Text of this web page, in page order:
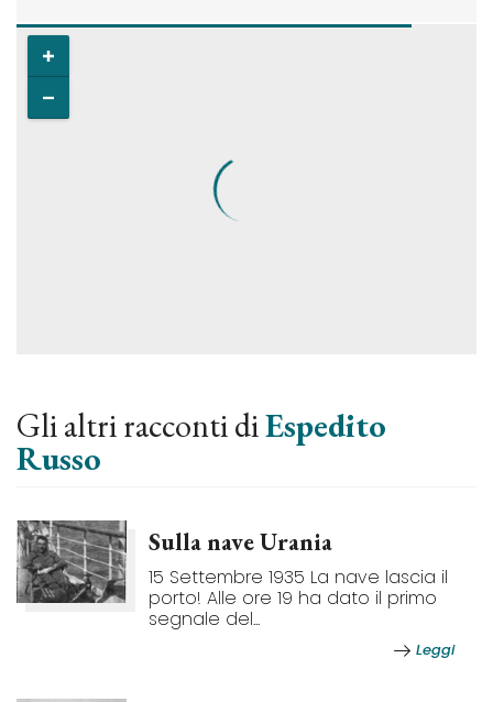
Gli altri racconti diEspedito
Russo
Sulla nave Urania
15 Settembre 1935 La nave lascia il
porto! Alle ore 19 ha dato il primo
segnale del...
Leggi